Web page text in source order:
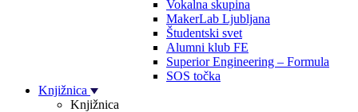
Vokalna skupina
MakerLab Ljubljana
Študentski svet
Alumni klub FE
Superior Engineering – Formula
SOS točka
Knjižnica
Knjižnica